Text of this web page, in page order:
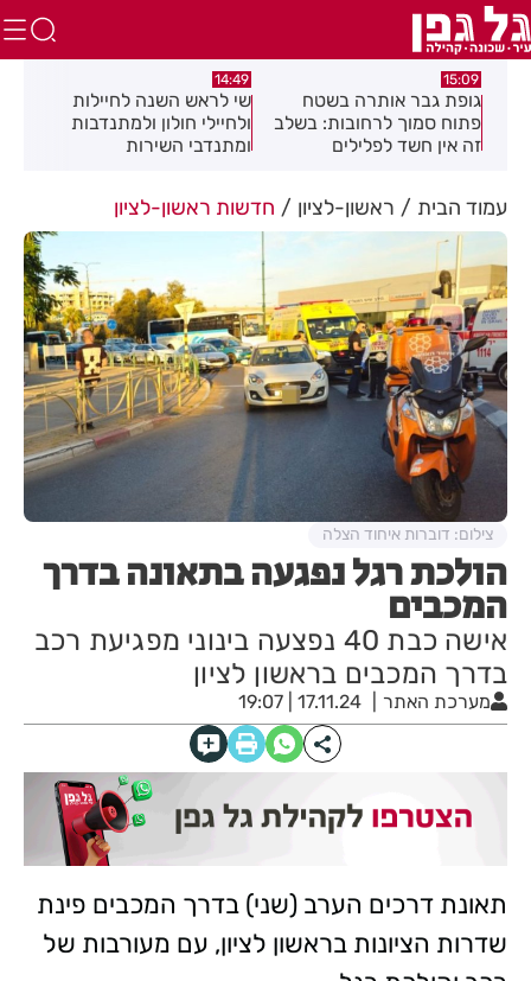
15:09
גופת גבר אותרה בשטח
פתוח סמוך לרחובות: בשלב
זה אין חשד לפלילים
14:49
שי לראש השנה לחיילות
ולחיילי חולון ולמתנדבות
ומתנדבי השירות
עמוד הבית ראשון-לציון חדשות ראשון-לציון
הולכת רגל נפגעה בתאונה בדרך
המכבים
אישה כבת 40 נפצעה בינוני מפגיעת רכב
בדרך המכבים בראשון לציון
מערכת האתר 17.11.24 | 19:07
צילום: דוברות איחוד הצלה
תאונת דרכים הערב (שני) בדרך המכבים פינת
שדרות הציונות בראשון לציון, עם מעורבות של